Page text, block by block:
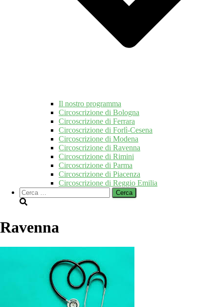
Il nostro programma
Circoscrizione di Bologna
Circoscrizione di Ferrara
Circoscrizione di Forlì-Cesena
Circoscrizione di Modena
Circoscrizione di Ravenna
Circoscrizione di Rimini
Circoscrizione di Parma
Circoscrizione di Piacenza
Circoscrizione di Reggio Emilia
Ricerca
per:
Ravenna